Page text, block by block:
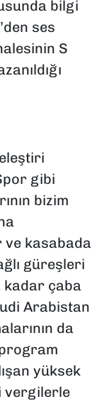
bilgi
ses
S
gibi
bizim
ve kasabada
güreşleri
kadar çaba
Arabistan
da
program
yüksek
vergilerle